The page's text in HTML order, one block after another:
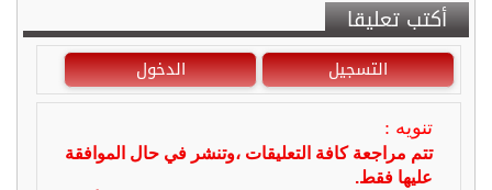
أكتب تعليقا
التسجيل الدخول
تنويه :
تتم مراجعة كافة التعليقات ،وتنشر في حال الموافقة
عليها فقط.